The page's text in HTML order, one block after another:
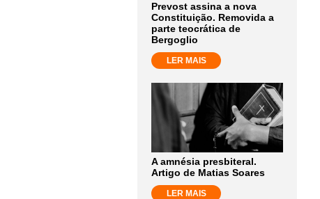
Prevost assina a nova
Constituição. Removida a
parte teocrática de
Bergoglio
LER MAIS
A amnésia presbiteral.
Artigo de Matias Soares
LER MAIS